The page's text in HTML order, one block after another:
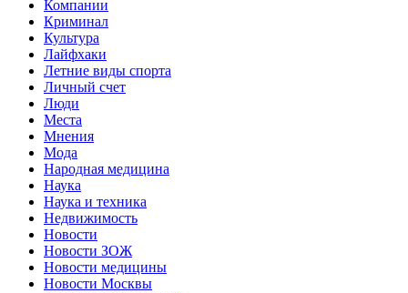
Компании
Криминал
Культура
Лайфхаки
Летние виды спорта
Личный счет
Люди
Места
Мнения
Мода
Народная медицина
Наука
Наука и техника
Недвижимость
Новости
Новости ЗОЖ
Новости медицины
Новости Москвы